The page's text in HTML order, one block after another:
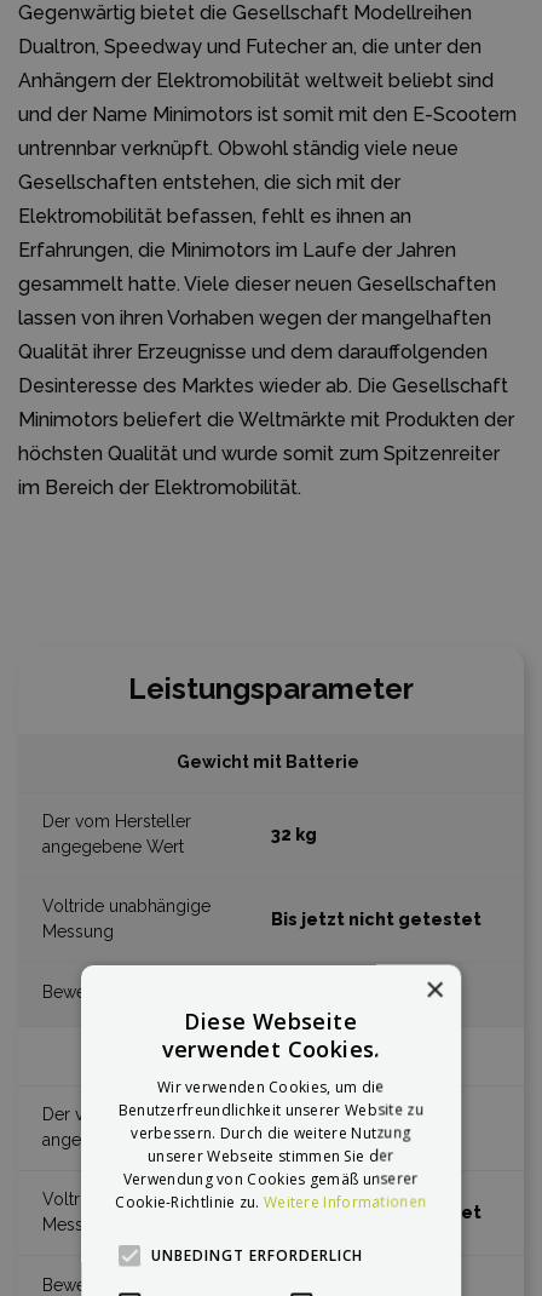
Gegenwärtig bietet die Gesellschaft Modellreihen
Dualtron, Speedway und Futecher an, die unter den
Anhängern der Elektromobilität weltweit beliebt sind
und der Name Minimotors ist somit mit den E-Scootern
untrennbar verknüpft. Obwohl ständig viele neue
Gesellschaften entstehen, die sich mit der
Elektromobilität befassen, fehlt es ihnen an
Erfahrungen, die Minimotors im Laufe der Jahren
gesammelt hatte. Viele dieser neuen Gesellschaften
lassen von ihren Vorhaben wegen der mangelhaften
Qualität ihrer Erzeugnisse und dem darauffolgenden
Desinteresse des Marktes wieder ab. Die Gesellschaft
Minimotors beliefert die Weltmärkte mit Produkten der
höchsten Qualität und wurde somit zum Spitzenreiter
im Bereich der Elektromobilität.
Leistungsparameter
Gewicht mit Batterie
32 kg
Bis jetzt nicht getestet
Dauer der Aufladung
15 h
Bis jetzt nicht getestet
×
Diese Webseite
verwendet Cookies.
Wir verwenden Cookies, um die
Benutzerfreundlichkeit unserer Website zu
verbessern. Durch die weitere Nutzung
unserer Webseite stimmen Sie der
Verwendung von Cookies gemäß unserer
Cookie-Richtlinie zu.Weitere Informationen
UNBEDINGT ERFORDERLICH